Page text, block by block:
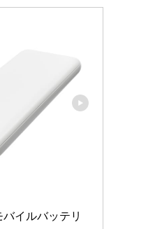
イルバッテリ